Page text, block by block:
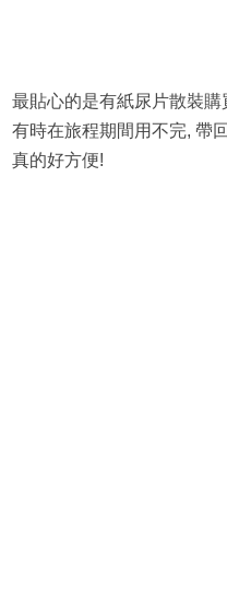
最貼心的是有紙尿片散裝
有時在旅程期間用不完, 帶
真的好方便!